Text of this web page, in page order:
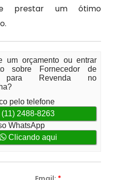
prestar um ótimo
um orçamento ou entrar
sobre Fornecedor de
para Revenda no
pelo telefone
(11) 2488-8263
WhatsApp
Clicando aqui